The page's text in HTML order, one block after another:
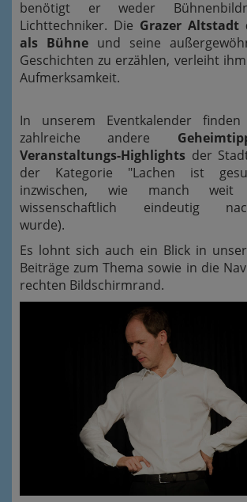
benötigt er weder
Lichttechniker. Die Grazer
als Bühne und seine
Geschichten zu erzählen, verleiht
Aufmerksamkeit.
In unserem Eventkalender
zahlreiche andere
Veranstaltungs-Highlights der
der Kategorie "Lachen ist
inzwischen, wie manch weit
wissenschaftlich eindeutig
wurde).
Es lohnt sich auch ein Blick in
Beiträge zum Thema sowie in die
rechten Bildschirmrand.